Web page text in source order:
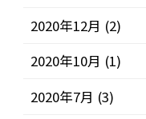
2020年12月 (2)
2020年10月 (1)
2020年7月 (3)